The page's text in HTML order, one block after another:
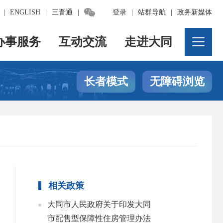
登录 站群导航 政务新媒体
ENGLISH 三晋通 
事服务 互动交流 走进大同
长者模式 无障碍浏览
相关政策
大同市人民政府关于印发大同
市配售型保障性住房管理办法